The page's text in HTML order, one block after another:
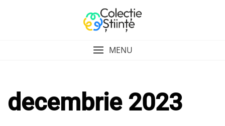
MENU
decembrie 2023